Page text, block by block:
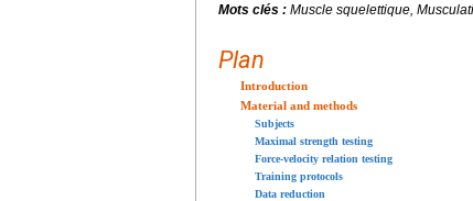
Mots clés : Muscle squelettique,
Plan
Introduction
Material and methods
Subjects
Maximal strength testing
Force-velocity relation testing
Training protocols
Data reduction